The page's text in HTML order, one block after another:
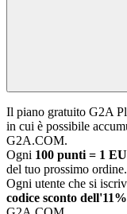
Il piano gratuito G2A
in cui è possibile
G2A.COM.
Ogni 100 punti = 1
del tuo prossimo
Ogni utente che si
codice sconto dell'11%